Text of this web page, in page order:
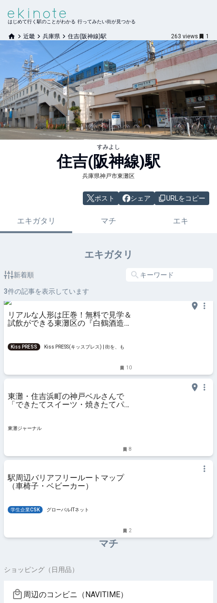
はじめて行く駅のことがわかる 行ってみたい街が見つかる
近畿 兵庫県 住吉(阪神線)駅 263 views 1
すみよし
住吉(阪神線)駅
兵庫県神戸市東灘区
ポスト シェア URLをコピー
エキガタリ マチ エキ
エキガタリ
新着順
3件の記事を表示しています
リアルな人形は圧巻！無料で見学＆
試飲ができる東灘区の『白鶴酒造資
Kiss PRESS
Kiss PRESS(キッスプレス) | 街を、もっ
10
東灘・住吉浜町の神戸ベルさんで
「できたてスイーツ・焼きたてパン
吹き飛ばそう！ #神戸ベル #東灘区
東灘ジャーナル
8
駅周辺バリアフリールートマップ
（車椅子・ベビーカー）
学生企業CSK グローバルITネット
2
マチ
ショッピング（日用品）
周辺のコンビニ（NAVITIME）